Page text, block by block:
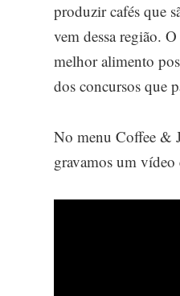
produzir cafés que
vem dessa região.
melhor alimento
dos concursos que
No menu Coffee &
gravamos um vídeo